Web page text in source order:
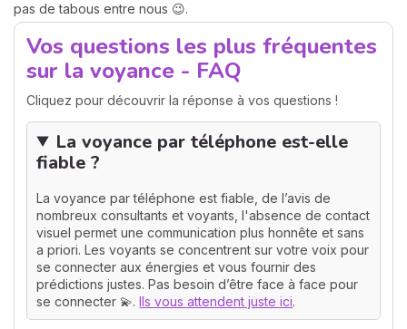
pas de tabous entre nous 😉.
Vos questions les plus fréquentes
sur la voyance - FAQ
Cliquez pour découvrir la réponse à vos questions !
La voyance par téléphone est-elle
fiable ?
La voyance par téléphone est fiable, de l’avis de
nombreux consultants et voyants, l'absence de contact
visuel permet une communication plus honnête et sans
a priori. Les voyants se concentrent sur votre voix pour
se connecter aux énergies et vous fournir des
prédictions justes. Pas besoin d’être face à face pour
se connecter 💫.Ils vous attendent juste ici.